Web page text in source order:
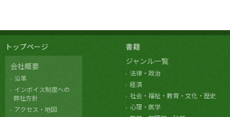
トップページ
会社概要
沿革
インボイス制度への
弊社方針
アクセス・地図
書籍
ジャンル一覧
法律・政治
経済
社会・福祉・教育・文化・歴史
心理・医学